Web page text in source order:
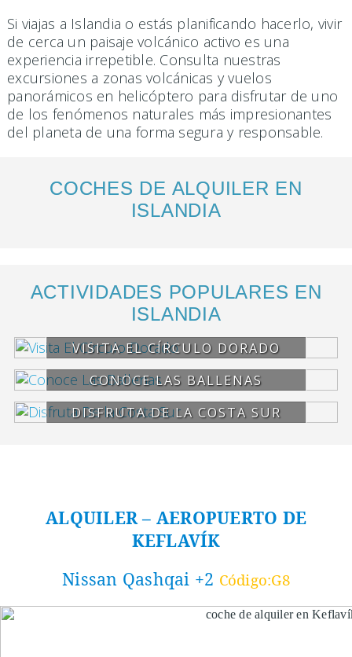
Si viajas a Islandia o estás planificando hacerlo, vivir
de cerca un paisaje volcánico activo es una
experiencia irrepetible. Consulta nuestras
excursiones a zonas volcánicas y vuelos
panorámicos en helicóptero para disfrutar de uno
de los fenómenos naturales más impresionantes
del planeta de una forma segura y responsable.
COCHES DE ALQUILER EN
ISLANDIA
ACTIVIDADES POPULARES EN
ISLANDIA
VISITA EL CÍRCULO DORADO
CONOCE LAS BALLENAS
DISFRUTA DE LA COSTA SUR
ALQUILER – AEROPUERTO DE
KEFLAVÍK
Nissan Qashqai +2 Código:G8